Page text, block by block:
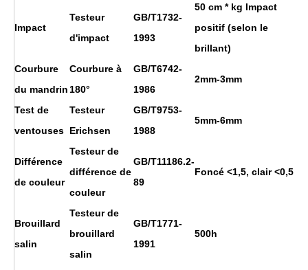
Impact
Testeur
d'impact
GB/T1732-
1993
50 cm * kg Impact
positif (selon le
brillant)
Courbure
du mandrin
Courbure à
180°
GB/T6742-
1986
2mm-3mm
Test de
ventouses
Testeur
Erichsen
GB/T9753-
1988
5mm-6mm
Différence
de couleur
Testeur de
différence de
couleur
GB/T11186.2-
89
Foncé <1,5, clair <0,5
Brouillard
salin
Testeur de
brouillard
salin
GB/T1771-
1991
500h